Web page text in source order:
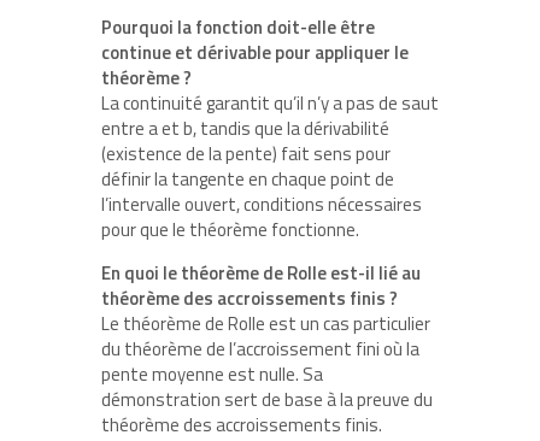
Pourquoi la fonction doit-elle être
continue et dérivable pour appliquer le
théorème ?
La continuité garantit qu’il n’y a pas de saut
entre a et b, tandis que la dérivabilité
(existence de la pente) fait sens pour
définir la tangente en chaque point de
l’intervalle ouvert, conditions nécessaires
pour que le théorème fonctionne.
En quoi le théorème de Rolle est-il lié au
théorème des accroissements finis ?
Le théorème de Rolle est un cas particulier
du théorème de l’accroissement fini où la
pente moyenne est nulle. Sa
démonstration sert de base à la preuve du
théorème des accroissements finis.